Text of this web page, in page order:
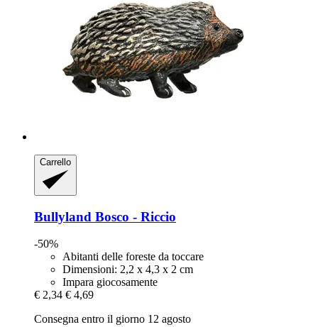
Carrello
Bullyland Bosco -​ Riccio
-50%
Abitanti delle foreste da toccare
Dimensioni: 2,2 x 4,3 x 2 cm
Impara giocosamente
€ 2,34 € 4,69
Consegna entro il giorno 12 agosto